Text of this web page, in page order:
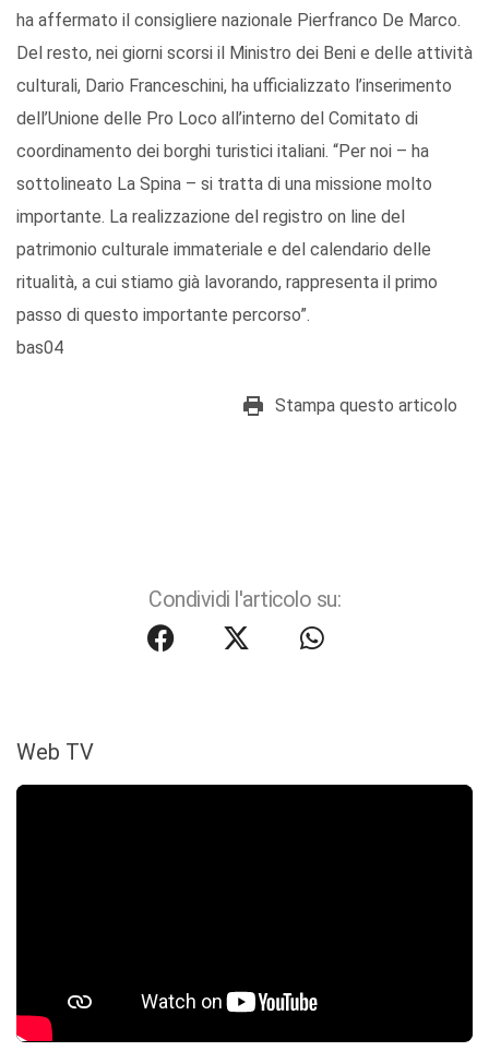
ha affermato il consigliere nazionale Pierfranco De Marco.
Del resto, nei giorni scorsi il Ministro dei Beni e delle attività
culturali, Dario Franceschini, ha ufficializzato l’inserimento
dell’Unione delle Pro Loco all’interno del Comitato di
coordinamento dei borghi turistici italiani. “Per noi – ha
sottolineato La Spina – si tratta di una missione molto
importante. La realizzazione del registro on line del
patrimonio culturale immateriale e del calendario delle
ritualità, a cui stiamo già lavorando, rappresenta il primo
passo di questo importante percorso”.
bas04
Stampa questo articolo
Condividi l'articolo su:
Web TV